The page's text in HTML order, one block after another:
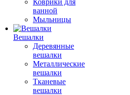
Коврики для
ванной
Мыльницы
Вешалки
Деревянные
вешалки
Металлические
вешалки
Тканевые
вешалки